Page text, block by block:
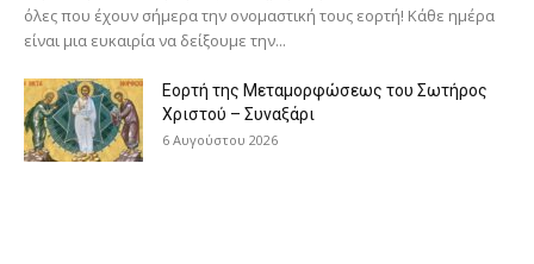
όλες που έχουν σήμερα την ονομαστική τους εορτή! Κάθε ημέρα
είναι μια ευκαιρία να δείξουμε την...
Εορτή της Μεταμορφώσεως του Σωτήρος
Χριστού – Συναξάρι
6 Αυγούστου 2026